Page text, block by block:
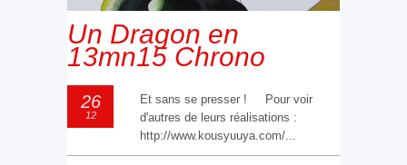
Un Dragon en
13mn15 Chrono
26
12
Et sans se presser ! Pour voir
d'autres de leurs réalisations :
http://www.kousyuuya.com/...